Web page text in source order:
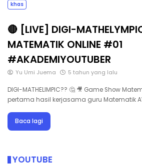
khas
🔴 [LIVE] DIGI-
MATEMATIK ONLINE #01
#AKADEMIYOUTUBER
Yu Umi Juema 5 tahun yang lalu
DIGI-MATHELIMPIC?? 🤔 🎥 Game Show
pertama hasil kerjasama guru Matematik
Baca lagi
YOUTUBE